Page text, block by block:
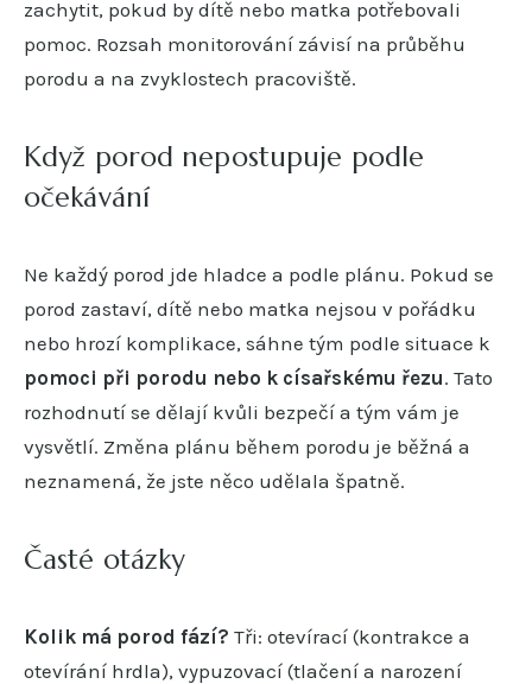
zachytit, pokud by dítě nebo matka potřebovali
pomoc. Rozsah monitorování závisí na průběhu
porodu a na zvyklostech pracoviště.
Když porod nepostupuje podle
očekávání
Ne každý porod jde hladce a podle plánu. Pokud se
porod zastaví, dítě nebo matka nejsou v pořádku
nebo hrozí komplikace, sáhne tým podle situace k
pomoci při porodu nebo k císařskému řezu. Tato
rozhodnutí se dělají kvůli bezpečí a tým vám je
vysvětlí. Změna plánu během porodu je běžná a
neznamená, že jste něco udělala špatně.
Časté otázky
Kolik má porod fází? Tři: otevírací (kontrakce a
otevírání hrdla), vypuzovací (tlačení a narození